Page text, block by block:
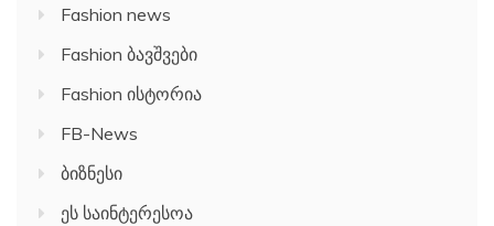
Fashion news
Fashion ბავშვები
Fashion ისტორია
FB-News
ბიზნესი
ეს საინტერესოა